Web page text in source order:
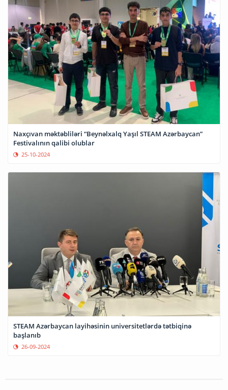
Naxçıvan məktəbliləri “Beynəlxalq Yaşıl STEAM Azərbaycan”
Festivalının qalibi olublar
25-10-2024
STEAM Azərbaycan layihəsinin universitetlərdə tətbiqinə
başlanıb
26-09-2024